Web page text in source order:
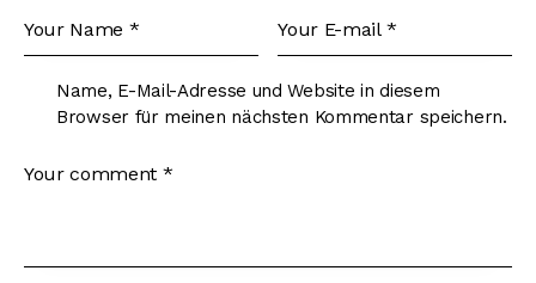
Name, E-Mail-Adresse und Website in diesem
Browser für meinen nächsten Kommentar speichern.